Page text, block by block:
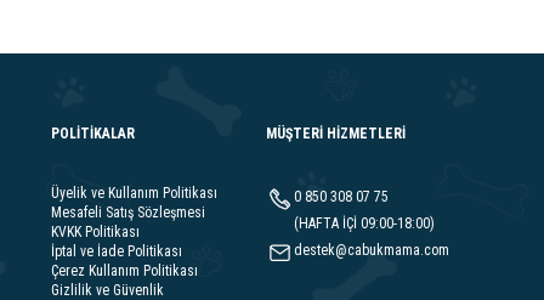
POLİTİKALAR
Üyelik ve Kullanım Politikası
Mesafeli Satış Sözleşmesi
KVKK Politikası
İptal ve İade Politikası
Çerez Kullanım Politikası
Gizlilik ve Güvenlik
MÜŞTERİ HİZMETLERİ
0 850 308 07 75
(HAFTA İÇİ 09:00-18:00)
destek@cabukmama.com